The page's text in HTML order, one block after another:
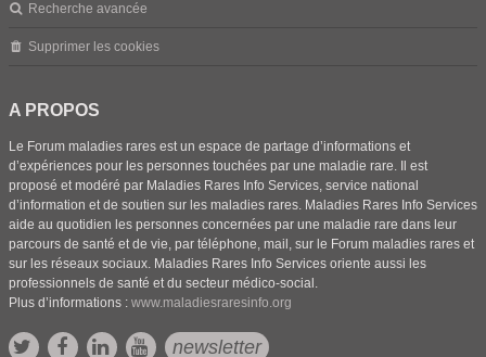
Recherche avancée
Supprimer les cookies
A PROPOS
Le Forum maladies rares est un espace de partage d’informations et
d’expériences pour les personnes touchées par une maladie rare. Il est
proposé et modéré par Maladies Rares Info Services, service national
d’information et de soutien sur les maladies rares. Maladies Rares Info Services
aide au quotidien les personnes concernées par une maladie rare dans leur
parcours de santé et de vie, par téléphone, mail, sur le Forum maladies rares et
sur les réseaux sociaux. Maladies Rares Info Services oriente aussi les
professionnels de santé et du secteur médico-social.
Plus d’informations : www.maladiesraresinfo.org
newsletter